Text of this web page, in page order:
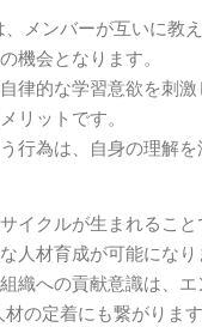
メンバーが互いに教
機会となります。
律的な学習意欲を刺
リットです。
行為は、自身の理解
イクルが生まれるこ
人材育成が可能になり
織への貢献意識は、
の定着にも繋がります